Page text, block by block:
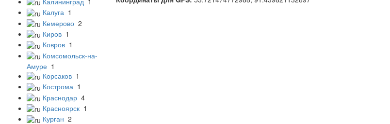
Калуга 1
Кемерово 2
Киров 1
Ковров 1
Комсомольск-на-
Амуре 1
Корсаков 1
Кострома 1
Краснодар 4
Красноярск 1
Курган 2